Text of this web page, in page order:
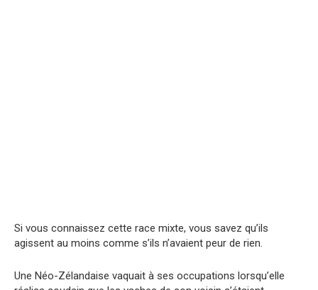
Si vous connaissez cette race mixte, vous savez qu’ils
agissent au moins comme s’ils n’avaient peur de rien.
Une Néo-Zélandaise vaquait à ses occupations lorsqu’elle